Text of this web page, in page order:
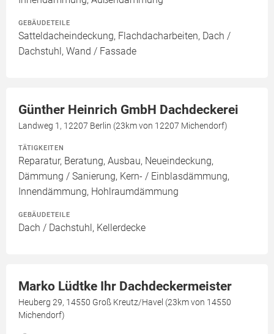
GEBÄUDETEILE
Satteldacheindeckung, Flachdacharbeiten, Dach /
Dachstuhl, Wand / Fassade
Günther Heinrich GmbH Dachdeckerei
Landweg 1, 12207 Berlin (23km von 12207 Michendorf)
TÄTIGKEITEN
Reparatur, Beratung, Ausbau, Neueindeckung,
Dämmung / Sanierung, Kern- / Einblasdämmung,
Innendämmung, Hohlraumdämmung
GEBÄUDETEILE
Dach / Dachstuhl, Kellerdecke
Marko Lüdtke Ihr Dachdeckermeister
Heuberg 29, 14550 Groß Kreutz/Havel (23km von 14550
Michendorf)